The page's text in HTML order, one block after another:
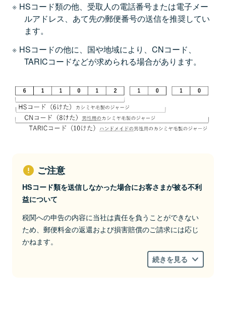
HSコード類の他、受取人の電話番号または電子メー
ルアドレス、あて先の郵便番号の送信を推奨してい
ます。
HSコードの他に、国や地域により、CNコード、
TARICコードなどが求められる場合があります。
ご注意
HSコード類を送信しなかった場合にお客さまが被る不利
益について
税関への申告の内容に当社は責任を負うことができない
ため、郵便料金の返還および損害賠償のご請求には応じ
かねます。
続きを見る